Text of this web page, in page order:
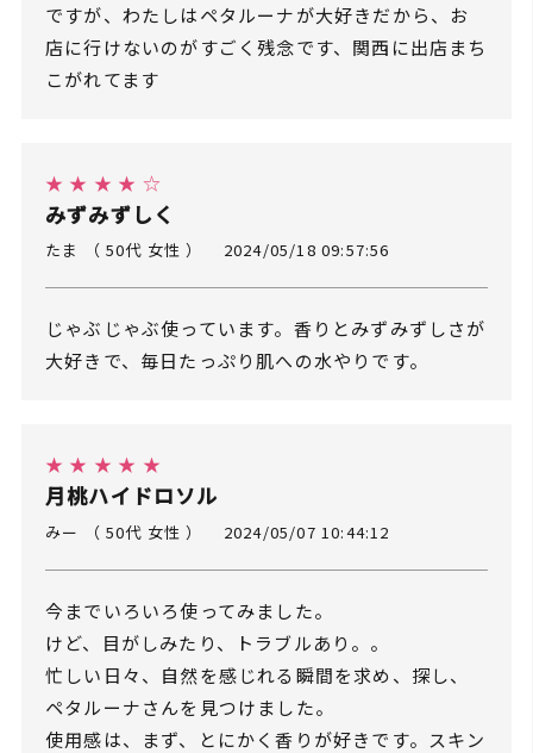
ですが、わたしはペタルーナが大好きだから、お
店に行けないのがすごく残念です、関西に出店まち
こがれてます
★ ★ ★ ★ ☆
みずみずしく
たま （ 50代 女性 ） 2024/05/18 09:57:56
じゃぶじゃぶ使っています。香りとみずみずしさが
大好きで、毎日たっぷり肌への水やりです。
★ ★ ★ ★ ★
月桃ハイドロソル
みー （ 50代 女性 ） 2024/05/07 10:44:12
今までいろいろ使ってみました。
けど、目がしみたり、トラブルあり。。
忙しい日々、自然を感じれる瞬間を求め、探し、
ペタルーナさんを見つけました。
使用感は、まず、とにかく香りが好きです。スキン